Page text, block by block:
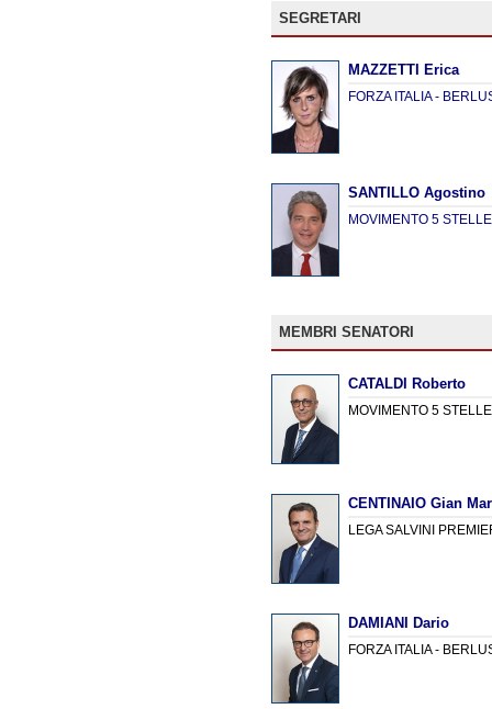
SEGRETARI
MAZZETTI Erica
FORZA ITALIA -
SANTILLO Agostino
MOVIMENTO 5 STELLE
MEMBRI SENATORI
CATALDI Roberto
MOVIMENTO 5 STELLE
CENTINAIO Gian
LEGA SALVINI
DAMIANI Dario
FORZA ITALIA -